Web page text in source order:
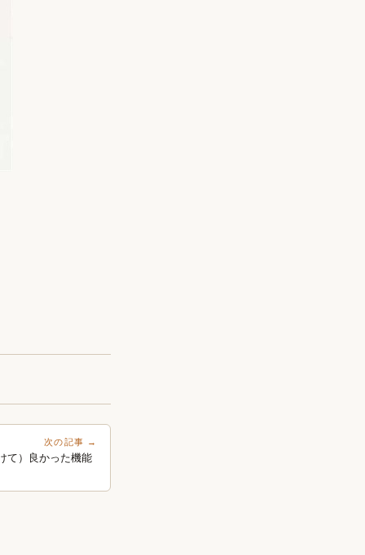
次の記事 →
て）良かった機能